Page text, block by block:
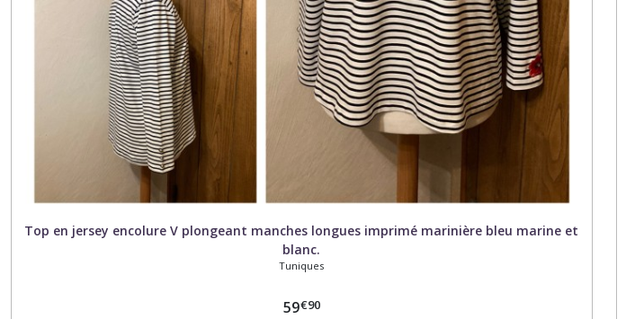
Top en jersey encolure V plongeant manches longues imprimé marinière bleu marine et
blanc.
Tuniques
59€90